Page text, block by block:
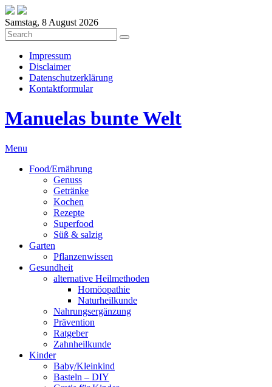
Samstag, 8 August 2026
Impressum
Disclaimer
Datenschutzerklärung
Kontaktformular
Manuelas bunte Welt
Menu
Food/Ernährung
Genuss
Getränke
Kochen
Rezepte
Superfood
Süß & salzig
Garten
Pflanzenwissen
Gesundheit
alternative Heilmethoden
Homöopathie
Naturheilkunde
Nahrungsergänzung
Prävention
Ratgeber
Zahnheilkunde
Kinder
Baby/Kleinkind
Basteln – DIY